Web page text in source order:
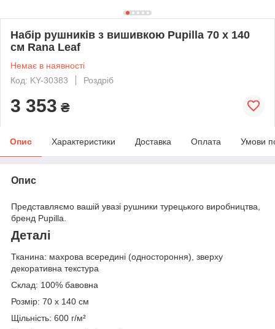
Набір рушників з вишивкою Pupilla 70 х 140
см Rana Leaf
Немає в наявності
Код: KY-30383
Роздріб
3 353 ₴
Опис Характеристики Доставка Оплата Умови
Опис
Представляємо вашій увазі рушники турецького виробництва,
бренд Pupilla.
Деталі
Тканина: махрова всередині (одностороння), зверху
декоративна текстура
Склад: 100% бавовна
Розмір: 70 х 140 см
Щільність: 600 г/м²